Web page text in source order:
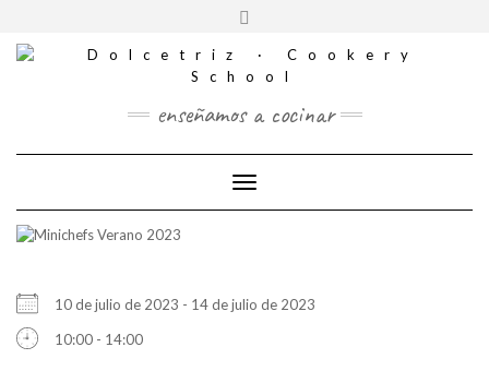
contenido
CONTACTO
SOCIALEScabecera
enseñamos a cocinar
Cambiar modo de navegación
10 de julio de 2023 - 14 de julio de 2023
10:00 - 14:00